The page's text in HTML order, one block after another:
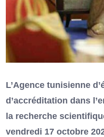
L’Agence tunisienne
d’accréditation dans
la recherche
vendredi 17 octobre